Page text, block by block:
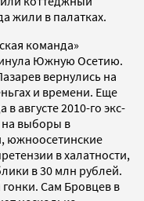
жили в палатках.
команда»
Южную Осетию.
вернулись на
и времени. Еще
августе 2010-го экс-
выборы в
южноосетинские
в халатности,
в 30 млн рублей.
Сам Бровцев в